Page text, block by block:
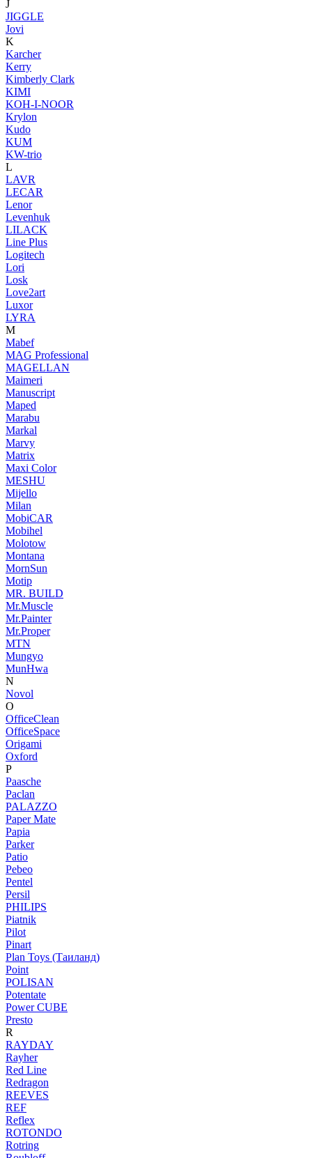
J
JIGGLE
Jovi
K
Karcher
Kerry
Kimberly Clark
KIMI
KOH-I-NOOR
Krylon
Kudo
KUM
KW-trio
L
LAVR
LECAR
Lenor
Levenhuk
LILACK
Line Plus
Logitech
Lori
Losk
Love2art
Luxor
LYRA
M
Mabef
MAG Professional
MAGELLAN
Maimeri
Manuscript
Maped
Marabu
Markal
Marvy
Matrix
Maxi Color
MESHU
Mijello
Milan
MobiCAR
Mobihel
Molotow
Montana
MornSun
Motip
MR. BUILD
Mr.Muscle
Mr.Painter
Mr.Proper
MTN
Mungyo
MunHwa
N
Novol
O
OfficeClean
OfficeSpace
Origami
Oxford
P
Paasche
Paclan
PALAZZO
Paper Mate
Papia
Parker
Patio
Pebeo
Pentel
Persil
PHILIPS
Piatnik
Pilot
Pinart
Plan Toys (Таиланд)
Point
POLISAN
Potentate
Power CUBE
Presto
R
RAYDAY
Rayher
Red Line
Redragon
REEVES
REF
Reflex
ROTONDO
Rotring